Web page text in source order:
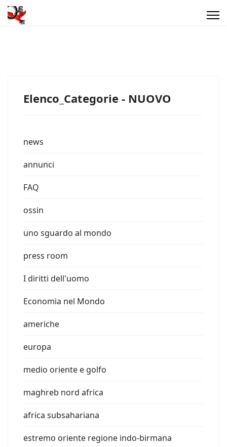
Elenco_Categorie - NUOVO
news
annunci
FAQ
ossin
uno sguardo al mondo
press room
I diritti dell'uomo
Economia nel Mondo
americhe
europa
medio oriente e golfo
maghreb nord africa
africa subsahariana
estremo oriente regione indo-birmana